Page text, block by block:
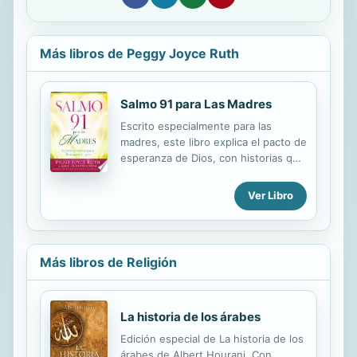
Más libros de Peggy Joyce Ruth
Salmo 91 para Las Madres
Escrito especialmente para las
madres, este libro explica el pacto de
esperanza de Dios, con historias que
para los niños en nuestra cultura
moderna que está llena de
decadencia y peligro. En el Salmo 91
una veterana maestra de la Biblia, le
guía a través de un estudio personal
de protección, provisión y bendición
para los niños y los jóvenes. Ella
ilustra los principios bíblicos con
Ver Libro
Más libros de Religión
La historia de los árabes
Edición especial de La historia de los